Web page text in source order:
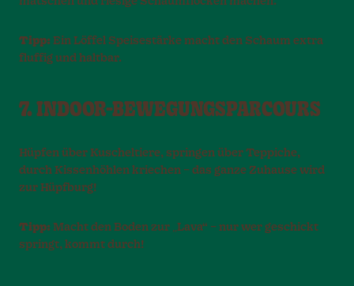
Tipp: Ein Löffel Speisestärke macht den Schaum extra
fluffig und haltbar.
7. INDOOR-BEWEGUNGSPARCOURS
Hüpfen über Kuscheltiere, springen über Teppiche,
durch Kissenhöhlen kriechen – das ganze Zuhause wird
zur Hüpfburg!
Tipp: Macht den Boden zur „Lava“ – nur wer geschickt
springt, kommt durch!